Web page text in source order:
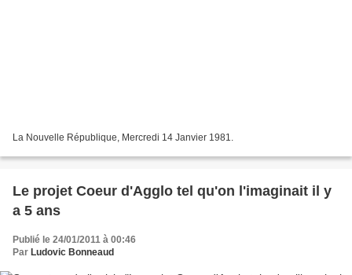
La Nouvelle République, Mercredi 14 Janvier 1981.
Le projet Coeur d'Agglo tel qu'on l'imaginait il y
a 5 ans
Publié le 24/01/2011 à 00:46
Par Ludovic Bonneaud